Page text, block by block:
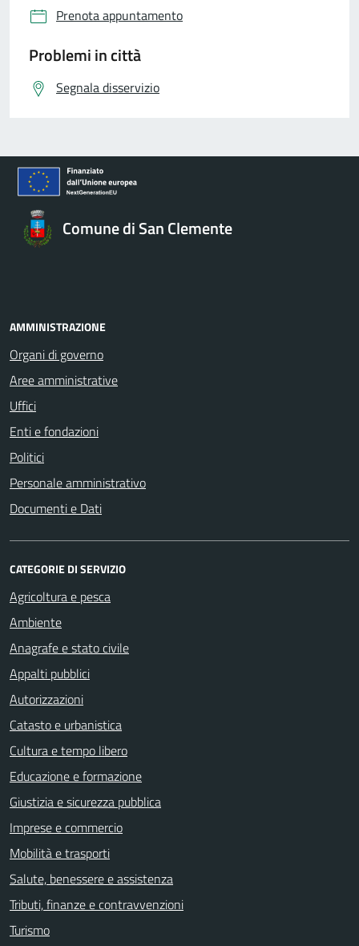
Prenota appuntamento
Problemi in città
Segnala disservizio
Comune di San Clemente
AMMINISTRAZIONE
Organi di governo
Aree amministrative
Uffici
Enti e fondazioni
Politici
Personale amministrativo
Documenti e Dati
CATEGORIE DI SERVIZIO
Agricoltura e pesca
Ambiente
Anagrafe e stato civile
Appalti pubblici
Autorizzazioni
Catasto e urbanistica
Cultura e tempo libero
Educazione e formazione
Giustizia e sicurezza pubblica
Imprese e commercio
Mobilità e trasporti
Salute, benessere e assistenza
Tributi, finanze e contravvenzioni
Turismo